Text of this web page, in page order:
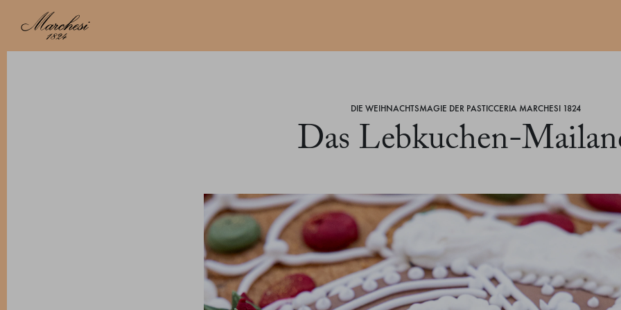
DIE WEIHNACHTSMAGIE DER PASTICCERIA MARCHESI 1824
Das Lebkuchen-